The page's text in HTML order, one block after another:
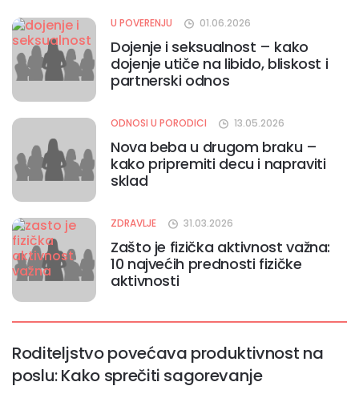
U POVERENJU 01.06.2026
Dojenje i seksualnost – kako
dojenje utiče na libido, bliskost i
partnerski odnos
ODNOSI U PORODICI 13.05.2026
Nova beba u drugom braku –
kako pripremiti decu i napraviti
sklad
ZDRAVLJE 31.03.2026
Zašto je fizička aktivnost važna:
10 najvećih prednosti fizičke
aktivnosti
Roditeljstvo povećava produktivnost na
poslu: Kako sprečiti sagorevanje